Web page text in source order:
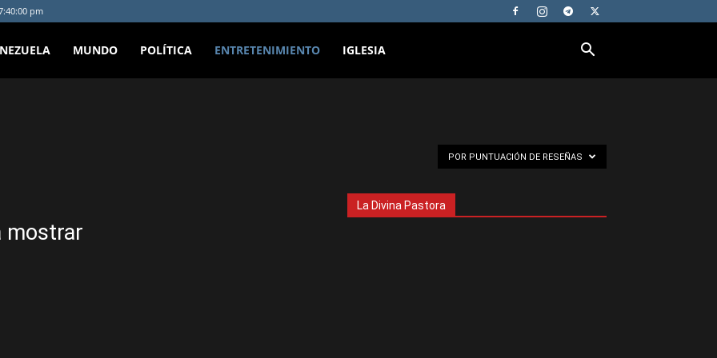
pm
MUNDO POLÍTICA ENTRETENIMIENTO IGLESIA
POR PUNTUACIÓN DE RESEÑAS
mostrar
La Divina Pastora